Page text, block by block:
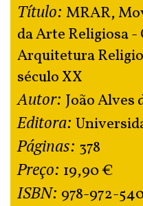
Título: MRAR,
da Arte Religiosa -
Arquitetura
século XX
Autor: João Alves
Editora:
Páginas: 378
Preço: 19,90 €
ISBN: 978-972-